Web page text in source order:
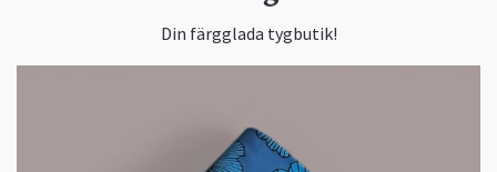
Din färgglada tygbutik!